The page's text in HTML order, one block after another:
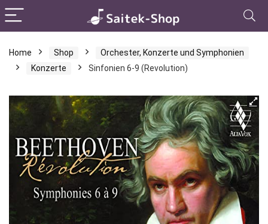
Home Shop
Orchester, Konzerte und Symphonien
Konzerte
Sinfonien 6-9 (Revolution)